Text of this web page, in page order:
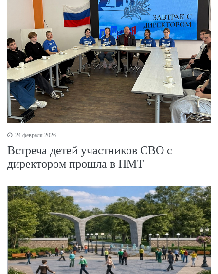
24 февраля 2026
Встреча детей участников СВО с
директором прошла в ПМТ